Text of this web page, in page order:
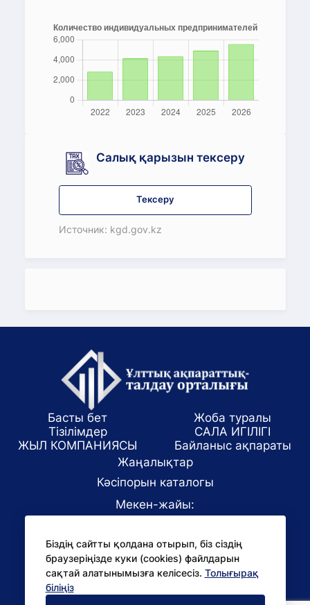
Салық қарызын тексеру
Тексеру
Источник: kgd.gov.kz
Біздің сайтты қолдана отырып, біз сіздің
браузеріңізде куки (cookies) файлдарын
сақтай алатынымызға келісесіз. Толығырақ
біліңіз
Басты бет
Жоба туралы
Тізілімдер
САЛА ИГІЛІГІ
ЖЫЛ КОМПАНИЯСЫ
Байланыс ақпараты
Жаңалықтар
Кәсіпорын каталогы
Мекен-жайы:
E-mail:
office@niac.kz